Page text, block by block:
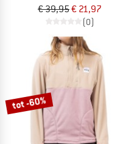
€ 39,95€ 21,97
(0)
tot -60%